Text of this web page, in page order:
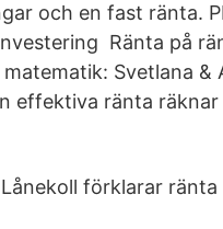
och en fast ränta.
Ränta på
Svetlana &
effektiva ränta
förklarar